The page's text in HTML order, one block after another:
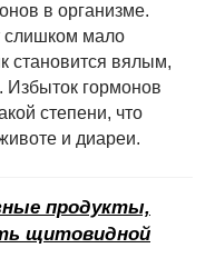
в организме.
слишком мало
становится вялым,
Избыток гормонов
степени, что
и диареи.
продукты,
щитовидной